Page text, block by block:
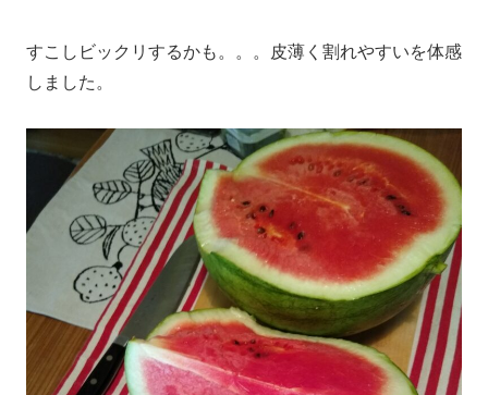
すこしビックリするかも。。。皮薄く割れやすいを体感
しました。